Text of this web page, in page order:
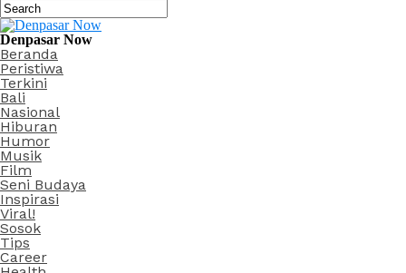
Denpasar Now
Beranda
Peristiwa
Terkini
Bali
Nasional
Hiburan
Humor
Musik
Film
Seni Budaya
Inspirasi
Viral!
Sosok
Tips
Career